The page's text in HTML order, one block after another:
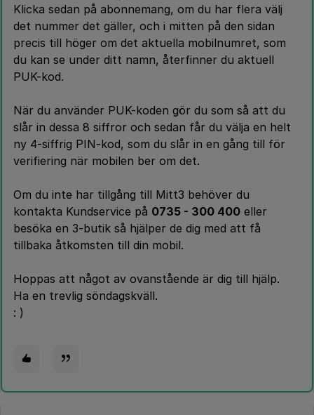
Klicka sedan på abonnemang, om du har flera välj
det nummer det gäller, och i mitten på den sidan
precis till höger om det aktuella mobilnumret, som
du kan se under ditt namn, återfinner du aktuell
PUK-kod.
När du använder PUK-koden gör du som så att du
slår in dessa 8 siffror och sedan får du välja en helt
ny 4-siffrig PIN-kod, som du slår in en gång till för
verifiering när mobilen ber om det.
Om du inte har tillgång till Mitt3 behöver du
kontakta Kundservice på 0735 - 300 400 eller
besöka en 3-butik så hjälper de dig med att få
tillbaka åtkomsten till din mobil.
Hoppas att något av ovanstående är dig till hjälp.
Ha en trevlig söndagskväll.
: )